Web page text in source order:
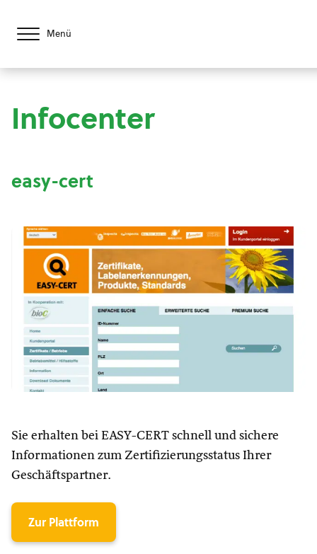
Menü
Infocenter
easy-cert
Sie erhalten bei EASY-CERT schnell und sichere
Informationen zum Zertifizierungsstatus Ihrer
Geschäftspartner.
Zur Plattform